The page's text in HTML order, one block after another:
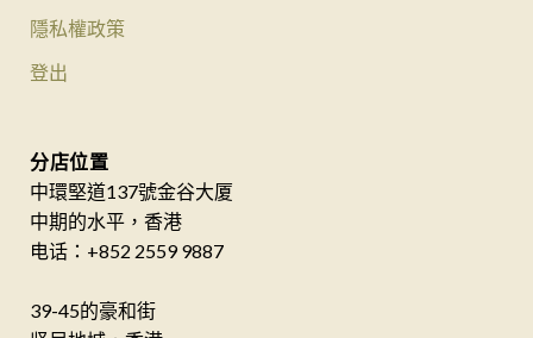
隱私權政策
登出
分店位置
中環堅道137號金谷大厦
中期的水平，香港
电话：+852 2559 9887
39-45的豪和街